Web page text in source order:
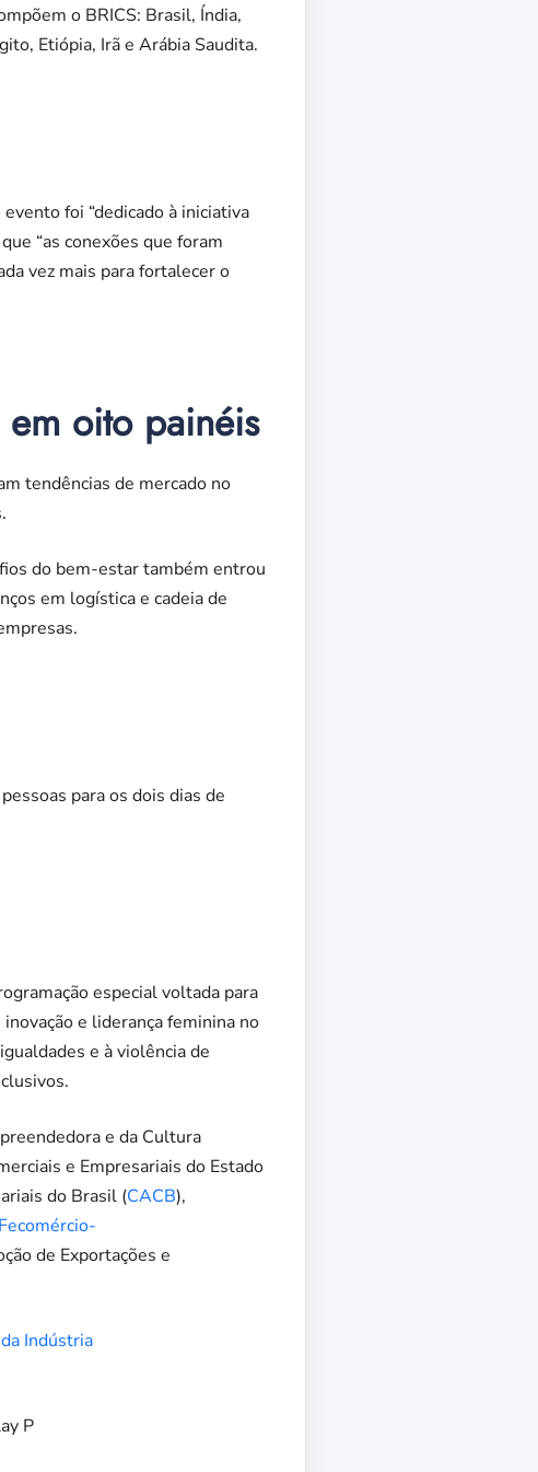
o BRICS: Brasil, Índia,
Etiópia, Irã e Arábia Saudita.
foi “dedicado à iniciativa
“as conexões que foram
vez mais para fortalecer o
oito painéis
tendências de mercado no
do bem-estar também entrou
em logística e cadeia de
para os dois dias de
especial voltada para
e liderança feminina no
e à violência de
e da Cultura
e Empresariais do Estado
do Brasil (CACB),
de Exportações e
Indústria
P